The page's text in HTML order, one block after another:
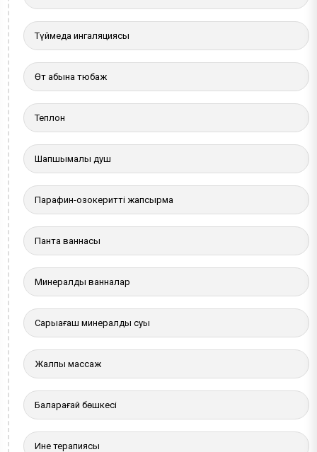
Түймедақ ингаляциясы
Өт қабына тюбаж
Теплон
Шапшымалы душ
Парафин-озокеритті жапсырма
Панта ваннасы
Минералды ванналар
Сарыағаш минералды суы
Жалпы массаж
Балқарағай бөшкесі
Ине терапиясы